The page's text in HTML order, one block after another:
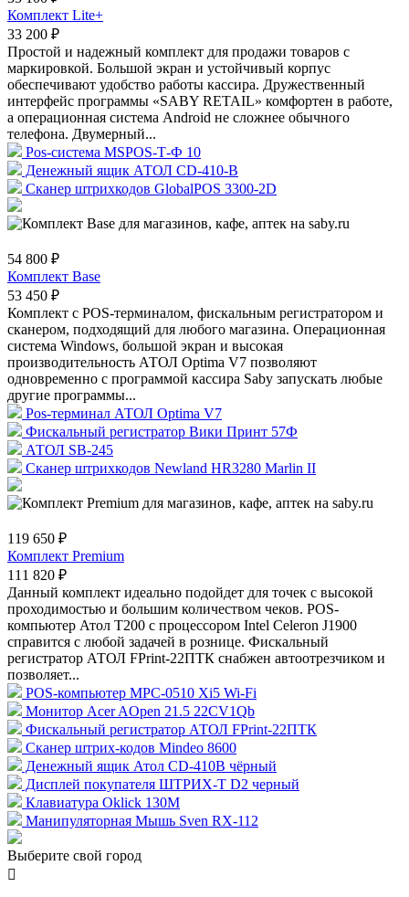
Комплект Lite+
33 200 ₽
Простой и надежный комплект для продажи товаров с
маркировкой. Большой экран и устойчивый корпус
обеспечивают удобство работы кассира. Дружественный
интерфейс программы «SABY RETAIL» комфортен в работе,
а операционная система Android не сложнее обычного
телефона. Двумерный...
Pos-система MSPOS-Т-Ф 10
Денежный ящик АТОЛ CD-410-В
Сканер штрихкодов GlobalPOS 3300-2D
54 800 ₽
Комплект Base
53 450 ₽
Комплект с POS-терминалом, фискальным регистратором и
сканером, подходящий для любого магазина. Операционная
система Windows, большой экран и высокая
производительность АТОЛ Optima V7 позволяют
одновременно с программой кассира Saby запускать любые
другие программы...
Pos-терминал АТОЛ Optima V7
Фискальный регистратор Вики Принт 57Ф
АТОЛ SB-245
Сканер штрихкодов Newland HR3280 Marlin II
119 650 ₽
Комплект Premium
111 820 ₽
Данный комплект идеально подойдет для точек с высокой
проходимостью и большим количеством чеков. POS-
компьютер Атол Т200 с процессором Intel Celeron J1900
справится с любой задачей в рознице. Фискальный
регистратор АТОЛ FPrint-22ПТК снабжен автоотрезчиком и
позволяет...
POS-компьютер MPC-0510 Xi5 Wi-Fi
Монитор Acer AOpen 21.5 22CV1Qb
Фискальный регистратор АТОЛ FPrint-22ПТК
Сканер штрих-кодов Mindeo 8600
Денежный ящик Атол CD-410B чёрный
Дисплей покупателя ШТРИХ-T D2 черный
Клавиатура Oklick 130M
Манипуляторная Мышь Sven RX-112
Выберите свой город
